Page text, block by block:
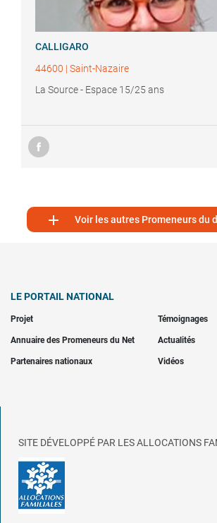
CALLIGARO
44600 | Saint-Nazaire
La Source - Espace 15/25 ans
 Voir les autres Promeneurs du
LE PORTAIL NATIONAL
Projet Témoignages
Annuaire des Promeneurs du Net Actualités
Partenaires nationaux Vidéos
SITE DÉVELOPPÉ PAR LES ALLOCATIONS